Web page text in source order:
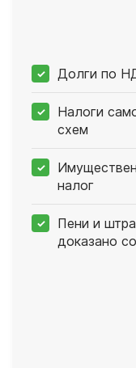
Долги по
Налоги
схем
налог
Пени и
доказано